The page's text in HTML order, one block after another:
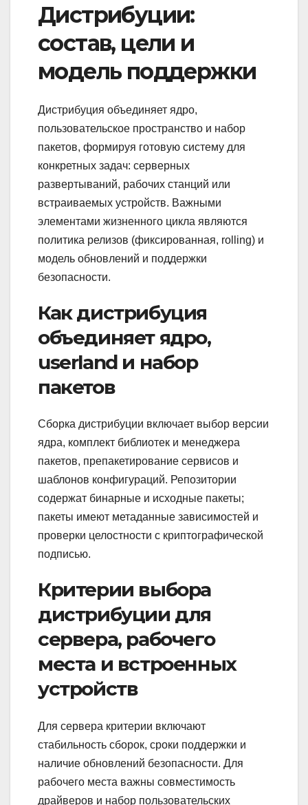
Дистрибуции:
состав, цели и
модель поддержки
Дистрибуция объединяет ядро,
пользовательское пространство и набор
пакетов, формируя готовую систему для
конкретных задач: серверных
развертываний, рабочих станций или
встраиваемых устройств. Важными
элементами жизненного цикла являются
политика релизов (фиксированная, rolling) и
модель обновлений и поддержки
безопасности.
Как дистрибуция
объединяет ядро,
userland и набор
пакетов
Сборка дистрибуции включает выбор версии
ядра, комплект библиотек и менеджера
пакетов, препакетирование сервисов и
шаблонов конфигураций. Репозитории
содержат бинарные и исходные пакеты;
пакеты имеют метаданные зависимостей и
проверки целостности с криптографической
подписью.
Критерии выбора
дистрибуции для
сервера, рабочего
места и встроенных
устройств
Для сервера критерии включают
стабильность сборок, сроки поддержки и
наличие обновлений безопасности. Для
рабочего места важны совместимость
драйверов и набор пользовательских